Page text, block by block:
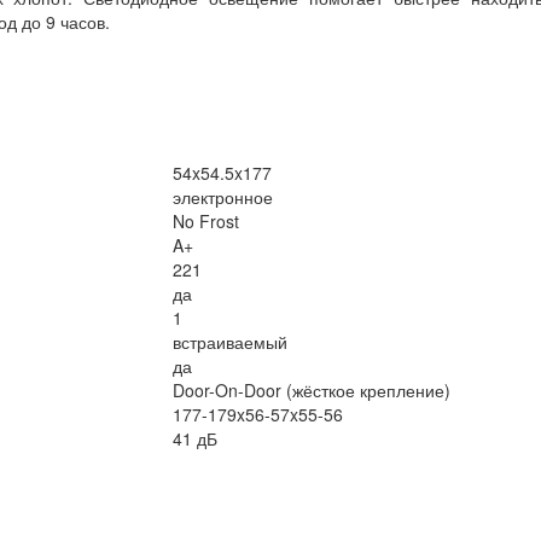
до 9 часов.
54x54.5x177
электронное
No Frost
A+
221
да
1
встраиваемый
да
Door-On-Door (жёсткое крепление)
177-179x56-57x55-56
41 дБ